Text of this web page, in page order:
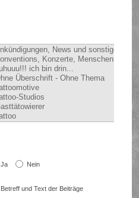
Ja Nein
Betreff und Text der Beiträge